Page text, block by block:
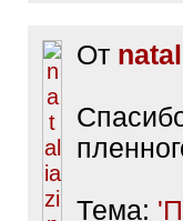
От
Тема: